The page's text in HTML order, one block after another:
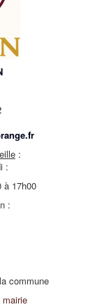
:
:
à 17h00
:
commune